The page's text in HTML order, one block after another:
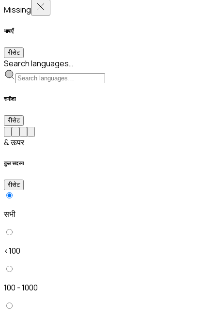
Missing
भाषाएँ
रीसेट
Search languages…
समीक्षा
रीसेट
& ऊपर
कुल सदस्य
रीसेट
सभी
<100
100 - 1000